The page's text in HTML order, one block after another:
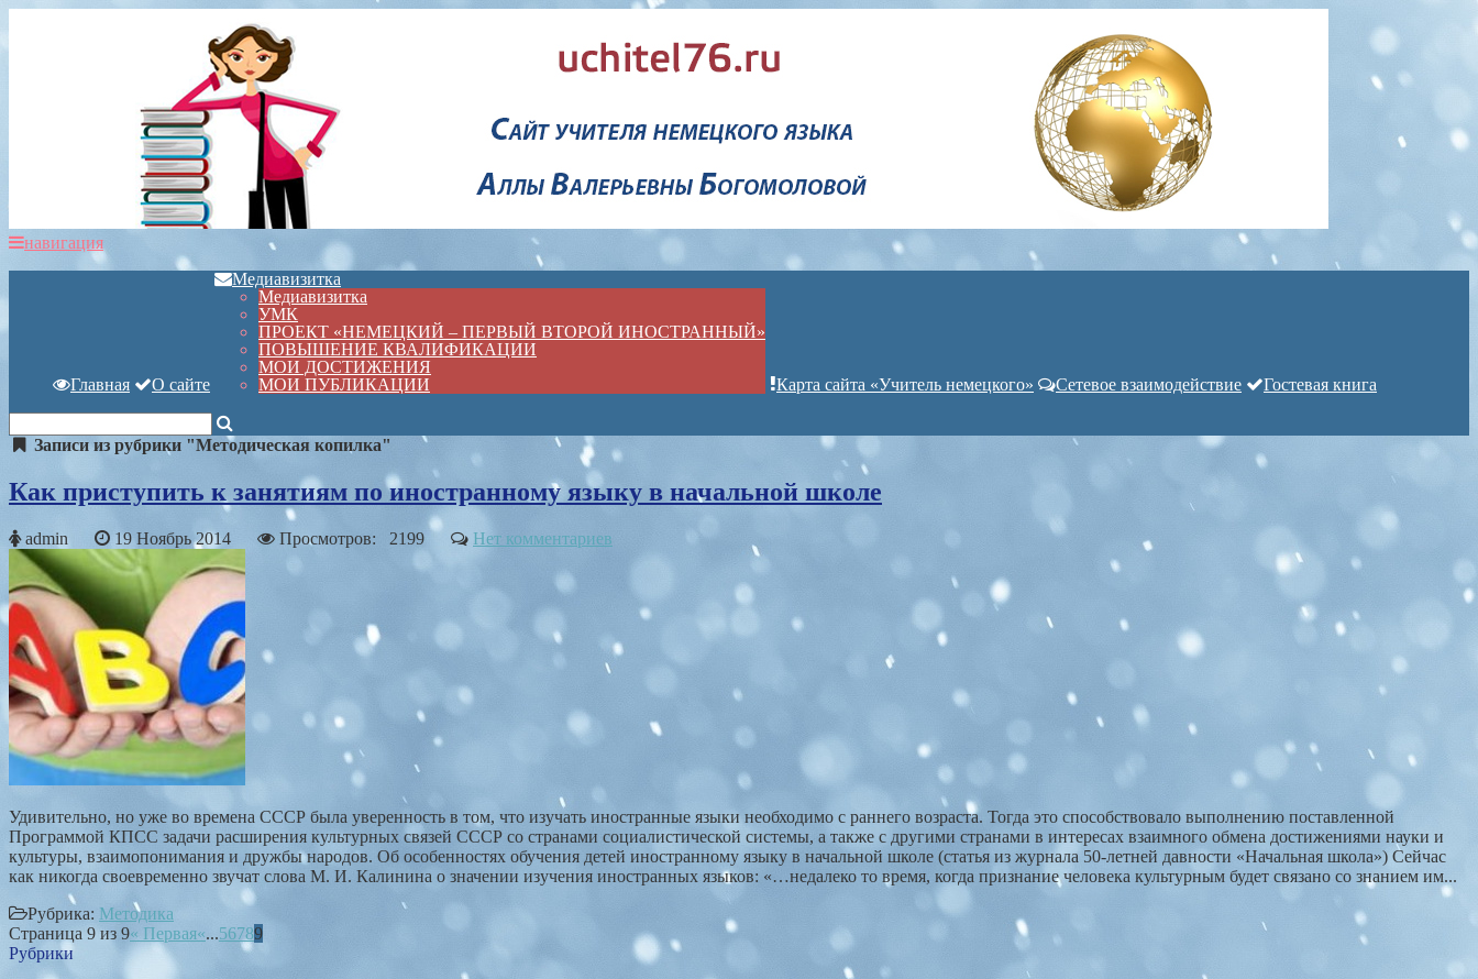
навигация
Главная О сайте
Медиавизитка
Медиавизитка
УМК
ПРОЕКТ «НЕМЕЦКИЙ – ПЕРВЫЙ ВТОРОЙ ИНОСТРАННЫЙ»
ПОВЫШЕНИЕ КВАЛИФИКАЦИИ
МОИ ДОСТИЖЕНИЯ
МОИ ПУБЛИКАЦИИ
Карта сайта «Учитель немецкого» Сетевое взаимодействие Гостевая книга
Записи из рубрики "Методическая копилка"
Как приступить к занятиям по иностранному языку в начальной школе
admin 19 Ноябрь 2014 Просмотров: 2199 Нет комментариев
Удивительно, но уже во времена СССР была уверенность в том, что изучать иностранные языки необходимо с раннего возраста. Тогда это способствовало выполнению поставленной
Программой КПСС задачи расширения культурных связей СССР со странами социалистической системы, а также с другими странами в интересах взаимного обмена достижениями науки и
культуры, взаимопонимания и дружбы народов. Об особенностях обучения детей иностранному языку в начальной школе (статья из журнала 50-летней давности «Начальная школа») Сейчас
как никогда своевременно звучат слова М. И. Калинина о значении изучения иностранных языков: «…недалеко то время, когда признание человека культурным будет связано со знанием им...
Рубрика: Методика
Страница 9 из 9« Первая«...56789
Рубрики